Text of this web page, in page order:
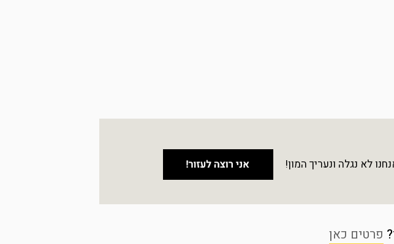
לא נגלה ונעריך המון!
פרטים כאן